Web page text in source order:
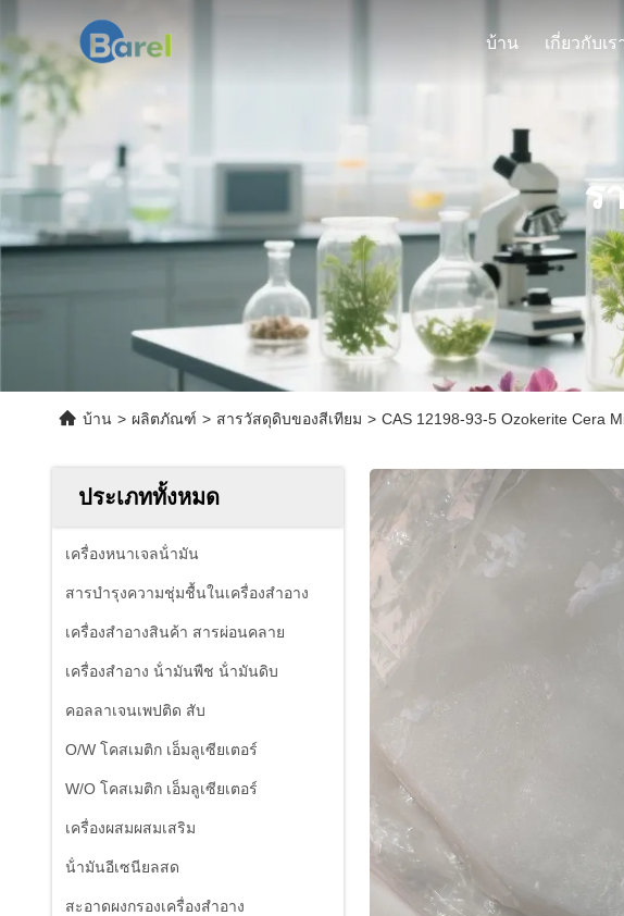
บ้าน เกี่ยวกับเร
ร
บ้าน > ผลิตภัณฑ์ > สารวัสดุดิบของสีเทียม > CAS 12198-93-5 Ozokerite Cera
ประเภททั้งหมด
เครื่องหนาเจลน้ํามัน
สารบํารุงความชุ่มชื้นในเครื่องสําอาง
เครื่องสําอางสินค้า สารผ่อนคลาย
เครื่องสําอาง น้ํามันพืช น้ํามันดิบ
คอลลาเจนเพปติด สับ
O/W โคสเมติก เอ็มลูเซียเตอร์
W/O โคสเมติก เอ็มลูเซียเตอร์
เครื่องผสมผสมเสริม
น้ํามันอีเซนียลสด
สะอาดผงกรองเครื่องสําอาง